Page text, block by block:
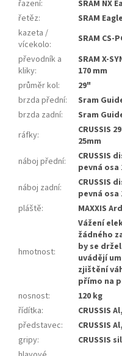
řazení:
SRAM NX
řetěz:
SRAM
kazeta /
vícekolo:
SRAM CS-
převodník a
kliky:
SRAM X-
170 mm
průměr kol:
29"
brzda přední:
Sram
brzda zadní:
Sram
ráfky:
CRUSSIS
25mm
náboj přední:
CRUSSIS
pevná osa
náboj zadní:
CRUSSIS
pevná osa
pláště: MAXXIS
hmotnost:
Vážení
žádného
by se
uvádějí
zjištění
přímo na
nosnost:
120 kg
řídítka:
CRUSSIS
představec:
CRUSSIS
gripy:
CRUSSIS